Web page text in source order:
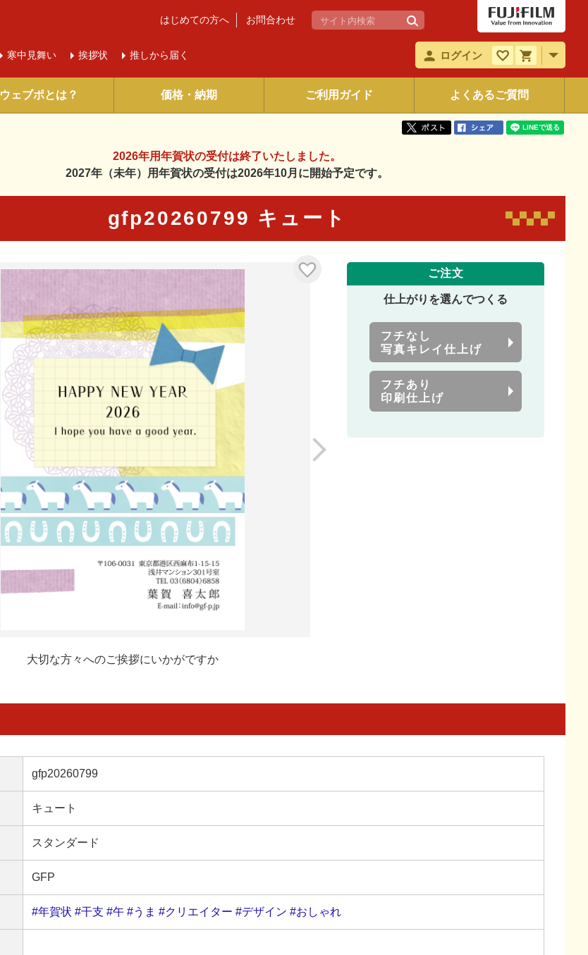
寒中 見舞い 挨拶状 推しから届く
はじめての方へ お問合わせ
ログイン
ウェブポとは？ 価格・納期 ご利用ガイド よくあるご質問
2026年用年賀状の受付は終了いたしました。
2027年（未年）用年賀状の受付は2026年10月に開始予定です。
gfp20260799 キュート
大切な方々へのご挨拶にいかがですか
ご注文
仕上がりを選んでつくる
フチなし
写真キレイ仕上げ
フチあり
印刷仕上げ
gfp20260799
キュート
スタンダード
GFP
#年賀状 #干支 #午 #うま #クリエイター #デザイン #おしゃれ